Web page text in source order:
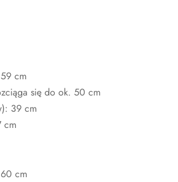
cm
się do ok. 50 cm
39 cm
cm
60 cm